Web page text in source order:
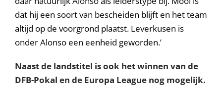
dat hij een soort van bescheiden blijft en het team
altijd op de voorgrond plaatst. Leverkusen is
onder Alonso een eenheid geworden.’
Naast de landstitel is ook het winnen van de
DFB-Pokal en de Europa League nog mogelijk.